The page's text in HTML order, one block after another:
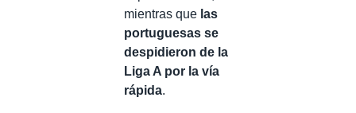
mientras que las
portuguesas se
despidieron de la
Liga A por la vía
rápida.